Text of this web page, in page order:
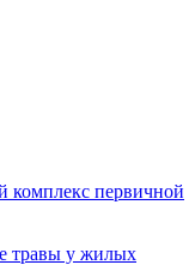
первичной
травы у жилых